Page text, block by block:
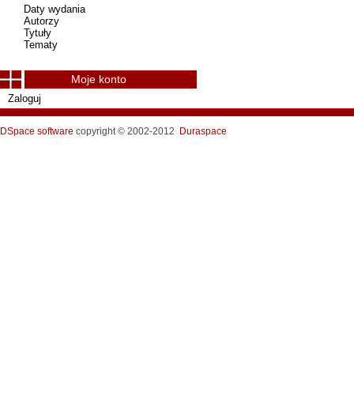
Daty wydania
Autorzy
Tytuły
Tematy
Moje konto
Zaloguj
DSpace software copyright © 2002-2012 Duraspace